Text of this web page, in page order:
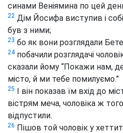
синами Веніямина по цей
22 Дім Йосифа виступив і
був з ними;
23 бо як вони розглядали
24побачили розглядачі
сказали йому “Покажи нам,
місто, й ми тебе помилуємо.”
25 І він показав їм вхід до
вістрям меча, чоловіка ж
відпустили.
26 Пішов той чоловік у